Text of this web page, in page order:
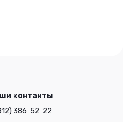
контакты
386‒52‒22